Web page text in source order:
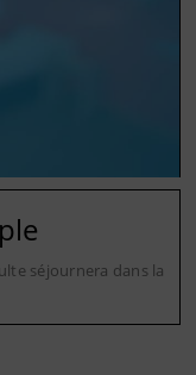
séjournera dans la